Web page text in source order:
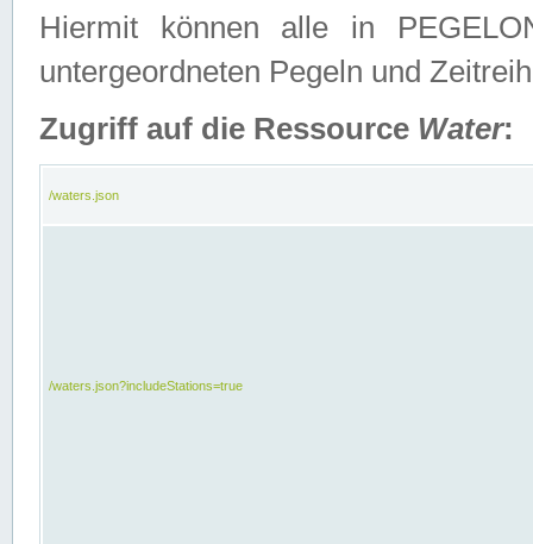
Hiermit können alle in
untergeordneten Pegeln und
Zugriff auf die Ressource Water:
/waters.json
/waters.json?includeStations=true